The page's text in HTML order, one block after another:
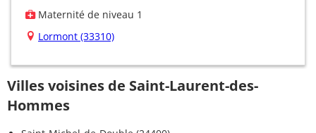
Maternité de niveau 1
Lormont (33310)
Villes voisines de Saint-Laurent-des-
Hommes